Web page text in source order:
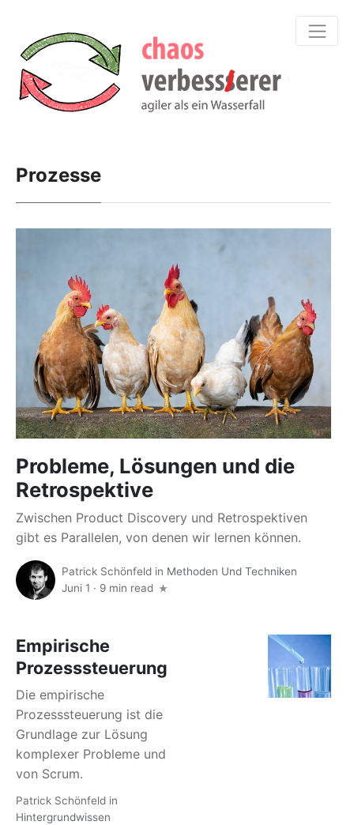
Prozesse
Probleme, Lösungen und die
Retrospektive
Zwischen Product Discovery und Retrospektiven
gibt es Parallelen, von denen wir lernen können.
Patrick Schönfeld in Methoden Und Techniken
Juni 1 · 9 min read
Empirische
Prozesssteuerung
Die empirische
Prozesssteuerung ist die
Grundlage zur Lösung
komplexer Probleme und
von Scrum.
Patrick Schönfeld in
Hintergrundwissen